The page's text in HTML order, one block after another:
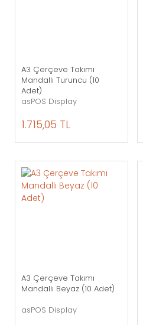
A3 Çerçeve Takımı
Mandallı Turuncu (10
Adet)
asPOS Display
1.715,05 TL
A3 Çerçeve Takımı
Mandallı Beyaz (10 Adet)
asPOS Display